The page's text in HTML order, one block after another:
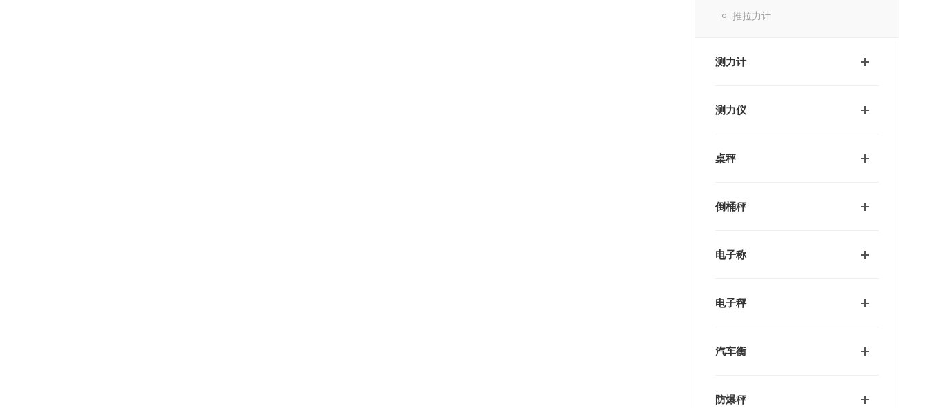
推拉力计
测力计
测力仪
桌秤
倒桶秤
电子称
电子秤
汽车衡
防爆秤